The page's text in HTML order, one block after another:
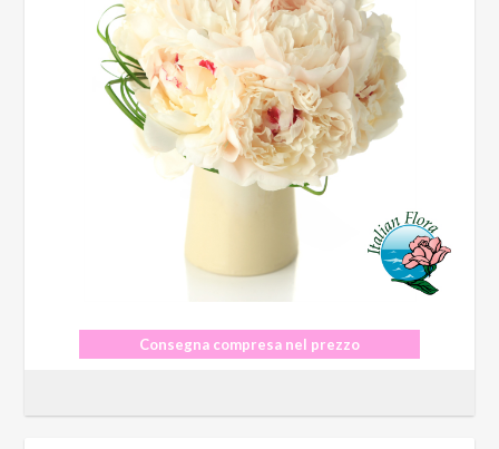
Consegna compresa nel prezzo